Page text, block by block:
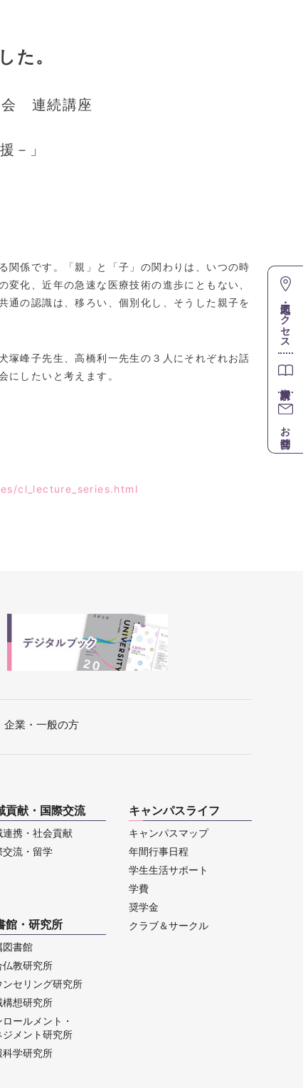
た。
連続講座
－」
係です。「親」と「子」の関わりは、いつの時
化、近年の急速な医療技術の進歩にともない、
通の認識は、移ろい、個別化し、そうした親子を
峰子先生、高橋利一先生の３人にそれぞれお話
にしたいと考えます。
cl_lecture_series.html
企業・一般の方
貢献・国際交流
連携・社会貢献
交流・留学
キャンパスライフ
キャンパスマップ
年間行事日程
学生生活サポート
学費
奨学金
クラブ＆サークル
館・研究所
図書館
仏教研究所
ンセリング研究所
構想研究所
ロールメント・
ジメント研究所
科学研究所
地図・アクセス
お問合せ